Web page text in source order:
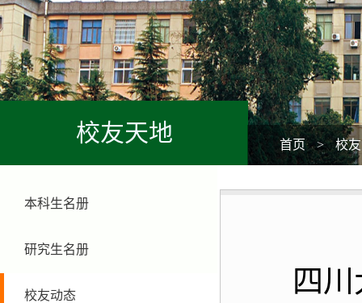
校友天地 首页 > 校
本科生名册
研究生名册
校友动态 四